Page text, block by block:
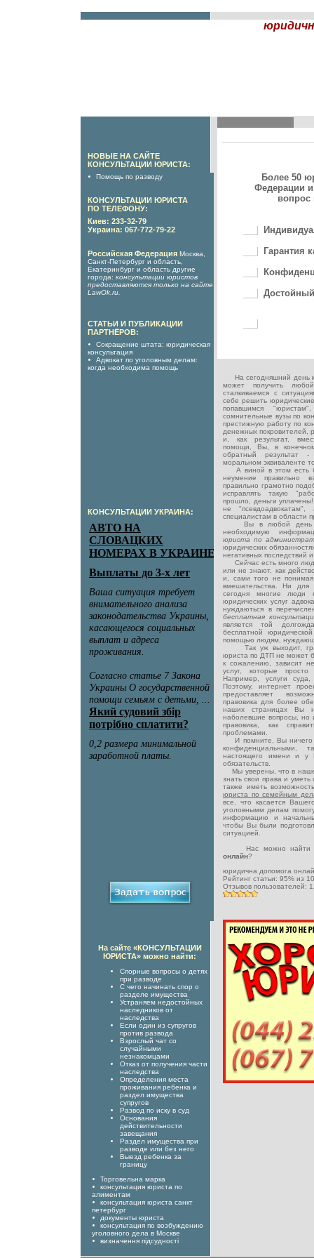
НОВЫЕ НА САЙТЕ
КОНСУЛЬТАЦИИ ЮРИСТА:
Помощь по разводу
КОНСУЛЬТАЦИИ ЮРИСТА
ПО ТЕЛЕФОНУ:
Киев: 233-32-79
Украина: 067-772-79-22
Российская Федерация Москва,
Санкт-Петербург и область,
Екатеринбург и область другие
города: консультации юристов
предоставляются только на сайте
LawOk.ru
СТАТЬИ И ПУБЛИКАЦИИ
ПАРТНЁРОВ:
Сокращение штата: юридическая
консультация
Адвокат по уголовным делам:
когда необходима помощь
КОНСУЛЬТАЦИИ УКРАИНА:
Более 50
Федерации
вопрос
Гарантия
На сегодняшний день
может получить
сталкиваемся с
себе решить
попавшимся
сомнительные вузы по
престижную работу по
денежных покровителей,
и, как результат,
помощи, Вы, в
обратный результат
моральном эквиваленте
А виной в этом есть
неумение правильно
правильно грамотно
исправлять такую
прошло, деньги
не
специалистам в области
Вы в любой день
необходимую
юриста по
юридических
негативных последствий
Сейчас есть много
или не знают, как
и, сами того не
вмешательства. Ни для
сегодня многие
юридических услуг
нуждаються в
бесплатная
является той
бесплатной
помощью людям,
Так уж выходит,
юриста по ДТП не может
к сожалению, зависит
услуг, которые
Например, услуги
Поэтому, интернет
предоставляет
правовика для более
наших страницах Вы
наболевшие вопросы, но
правовика, как
проблемами.
И помните, Вы ничего
конфиденциальными,
настоящего имени и у
обязательств.
Мы уверены, что в
знать свои права и уметь
также иметь
юриста по семейным
все, что касается
уголовнымм делам
информацию и
чтобы Вы были
ситуацией.
Нас можно найти
онлайн?
юридична допомога
Рейтинг статьи: 95% из
Отзывов пользователей:
На сайте «КОНСУЛЬТАЦИИ
ЮРИСТА» можно найти:
Спорные вопросы о детях
при разводе
С чего начинать спор о
разделе имущества
Устраняем недостойных
наследников от
наследства
Если один из супругов
против развода
Взрослый чат со
случайными
незнакомцами
Отказ от получения части
наследства
Определения места
проживания ребенка и
раздел имущества
супругов
Развод по иску в суд
Основания
действительности
завещания
Раздел имущества при
разводе или без него
Выезд ребенка за
границу
Торговельна марка
консультация юриста по
алиментам
консультация юриста санкт
петербург
документы юриста
консультация по возбуждению
уголовного дела в Москве
визначення підсудності